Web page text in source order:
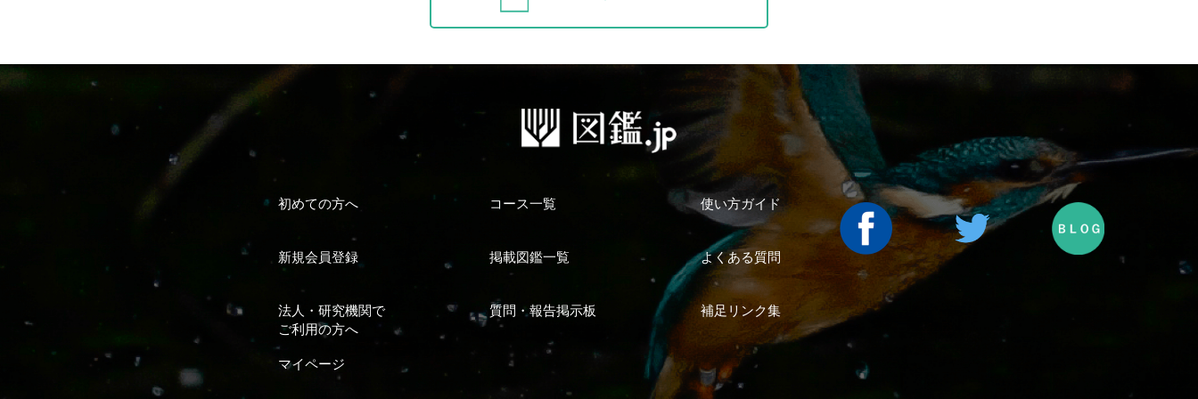
初めての方へ コース一覧 使い方ガイド
新規会員登録 掲載図鑑一覧 よくある質問
法人・研究機関で
ご利用の方へ
質問・報告掲示板 補足リンク集
マイページ